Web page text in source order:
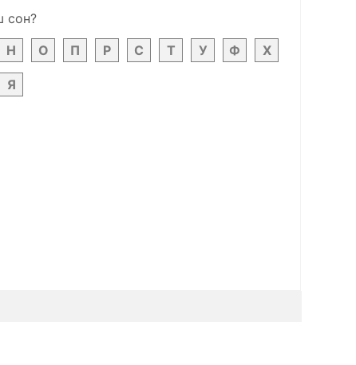
сон?
Н О П Р С Т У Ф Х
Я